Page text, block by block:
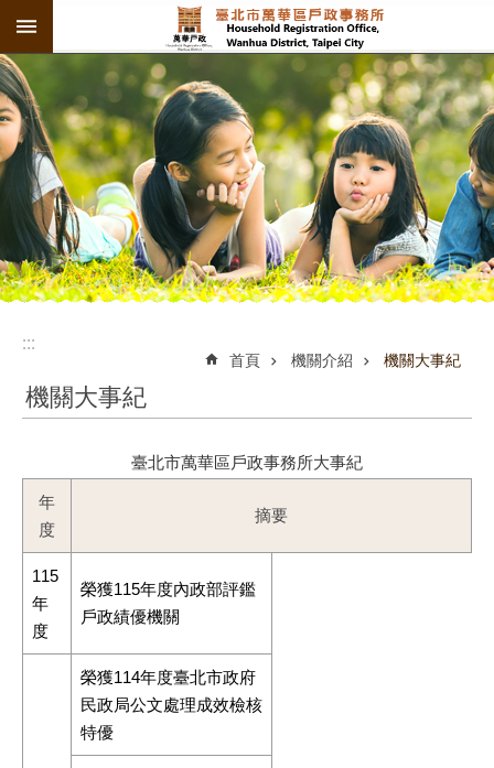
跳到主要內容區塊
:::
:::
首頁 機關介紹 機關大事紀
機關大事紀
臺北市萬華區戶政事務所大事紀
年
度
摘要
115
年
度
榮獲115年度內政部評鑑
戶政績優機關
榮獲114年度臺北市政府
民政局公文處理成效檢核
特優